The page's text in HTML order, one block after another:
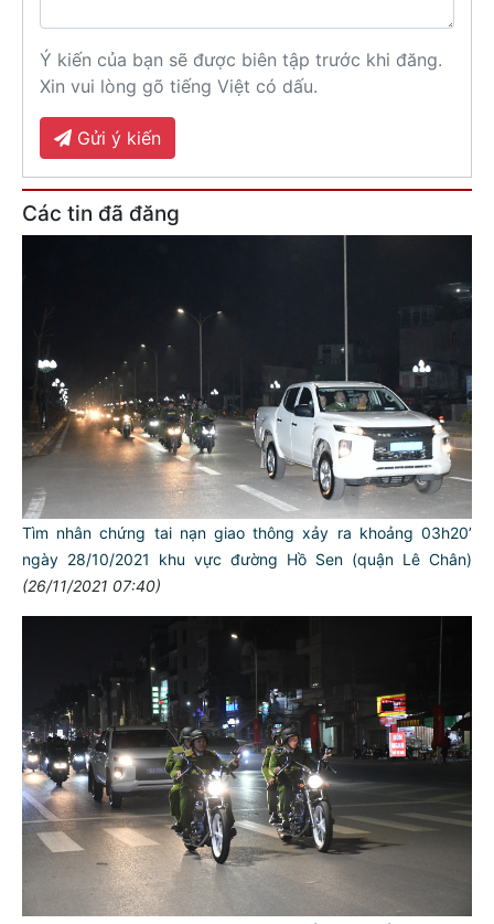
Ý kiến của bạn sẽ được biên tập trước khi đăng.
Xin vui lòng gõ tiếng Việt có dấu.
Gửi ý kiến
Các tin đã đăng
Tìm nhân chứng tai nạn giao thông xảy ra khoảng 03h20’
ngày 28/10/2021 khu vực đường Hồ Sen (quận Lê Chân)
(26/11/2021 07:40)